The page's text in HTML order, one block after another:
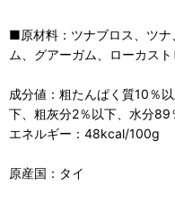
■原材料：ツナブロス、ツ
ム、グアーガム、ローカス
成分値：粗たんぱく質10％
下、粗灰分2％以下、水分89
エネルギー：48kcal/100g
原産国：タイ